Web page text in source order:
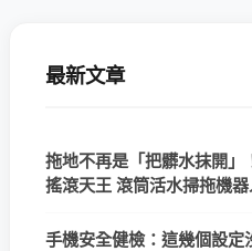
最新文章
拖地不再是「把髒水抹開
搖滾天王 滾筒活水掃拖機器
手機安全健檢：這幾個設定